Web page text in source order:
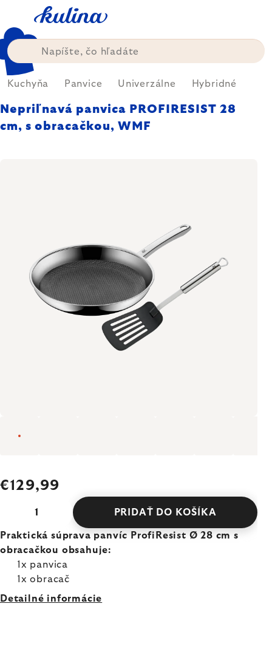
obsah
Kuchyňa Panvice Univerzálne Hybridné
Nepriľnavá panvica PROFIRESIST 28
cm, s obracačkou, WMF
€129,99
PRIDAŤ DO KOŠÍKA
Praktická súprava panvíc ProfiResist Ø 28 cm s
obracačkou obsahuje:
1x panvica
1x obracač
Detailné informácie